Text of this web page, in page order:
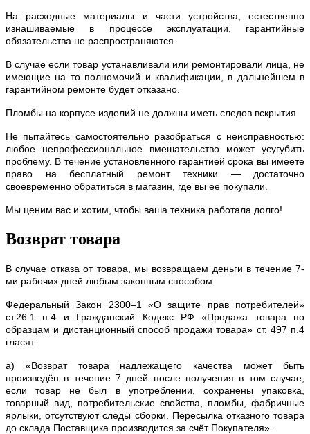
На расходные материалы и части устройства, естественно
изнашиваемые в процессе эксплуатации, гарантийные
обязательства не распространяются.
В случае если товар устанавливали или ремонтировали лица, не
имеющие на то полномочий и квалификации, в дальнейшем в
гарантийном ремонте будет отказано.
Пломбы на корпусе изделий не должны иметь следов вскрытия.
Не пытайтесь самостоятельно разобраться с неисправностью:
любое непрофессиональное вмешательство может усугубить
проблему. В течение установленного гарантией срока вы имеете
право на бесплатный ремонт техники — достаточно
своевременно обратиться в магазин, где вы ее покупали.
Мы ценим вас и хотим, чтобы ваша техника работала долго!
Возврат товара
В случае отказа от товара, мы возвращаем деньги в течение 7-
ми рабочих дней любым законным способом.
Федеральный Закон 2300–1 «О защите прав потребителей»
ст.26.1 п.4 и Гражданский Кодекс РФ «Продажа товара по
образцам и дистанционный способ продажи товара» ст. 497 п.4
гласят:
а) «Возврат товара надлежащего качества может быть
произведён в течение 7 дней после получения в том случае,
если товар не был в употреблении, сохранены упаковка,
товарный вид, потребительские свойства, пломбы, фабричные
ярлыки, отсутствуют следы сборки. Пересылка отказного товара
до склада Поставщика производится за счёт Покупателя».